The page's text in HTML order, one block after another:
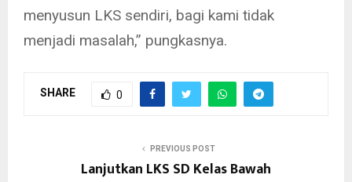
menyusun LKS sendiri, bagi kami tidak
menjadi masalah,” pungkasnya.
SHARE 0
PREVIOUS POST
Lanjutkan LKS SD Kelas Bawah